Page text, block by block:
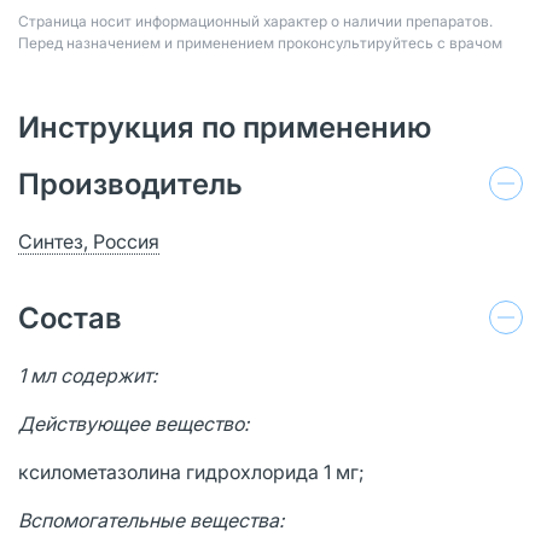
Страница носит информационный характер о наличии препаратов.
Перед назначением и применением проконсультируйтесь с врачом
Инструкция по применению
Производитель
Синтез, Россия
Состав
1 мл содержит:
Действующее вещество:
ксилометазолина гидрохлорида 1 мг;
Вспомогательные вещества: